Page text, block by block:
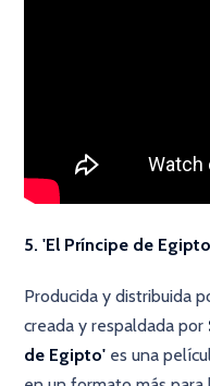
5. 'El Príncipe de
Producida y distribuida
creada y respaldada por
de Egipto' es una